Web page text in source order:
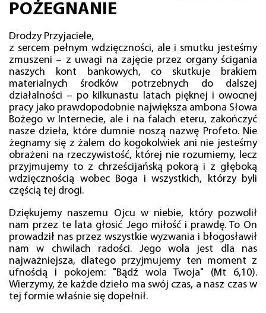
POŻEGNANIE
Drodzy Przyjaciele,
z sercem pełnym wdzięczności, ale i smutku jesteśmy
zmuszeni – z uwagi na zajęcie przez organy ścigania
naszych kont bankowych, co skutkuje brakiem
materialnych środków potrzebnych do dalszej
działalności – po kilkunastu latach pięknej i owocnej
pracy jako prawdopodobnie największa ambona Słowa
Bożego w Internecie, ale i na falach eteru, zakończyć
nasze dzieła, które dumnie noszą nazwę Profeto. Nie
żegnamy się z żalem do kogokolwiek ani nie jesteśmy
obrażeni na rzeczywistość, której nie rozumiemy, lecz
przyjmujemy to z chrześcijańską pokorą i z głęboką
wdzięcznością wobec Boga i wszystkich, którzy byli
częścią tej drogi.
Dziękujemy naszemu Ojcu w niebie, który pozwolił
nam przez te lata głosić Jego miłość i prawdę. To On
prowadził nas przez wszystkie wyzwania i błogosławił
nam w chwilach radości. Jego wola jest dla nas
najważniejsza, dlatego przyjmujemy ten moment z
ufnością i pokojem: "Bądź wola Twoja" (Mt 6,10).
Wierzymy, że każde dzieło ma swój czas, a nasz czas w
tej formie właśnie się dopełnił.